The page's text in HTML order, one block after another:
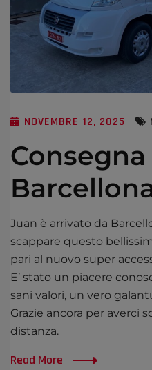
NOVEMBRE 12, 2025
Juan è arrivato da
scappare questo
pari al nuovo super
E’ stato un piacere
sani valori, un vero
Grazie ancora per averci
distanza.
Read More